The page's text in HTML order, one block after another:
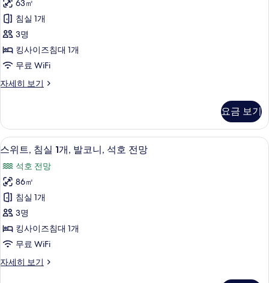
진
모
두
보
기
바
다
정
면
자
세
보
이
즈
침
대
개,
코
니,
석
호
전
망
사
진
모
두
63㎡
침실 1개
3명
킹사이즈침대 1개
무료 WiFi
자세히 보기
룸,
즈
침
대
개,
발
코
니,
석
호
전
망
세
요금 보기
스
트,
침
실
1
개,
발
코
스위트, 침실 1개, 발코니, 석호 전망 |
8
스위트, 침실 1개, 발코니, 석호 전망
석호 전망
86㎡
침실 1개
3명
킹사이즈침대 1개
무료 WiFi
자세히 보기
스